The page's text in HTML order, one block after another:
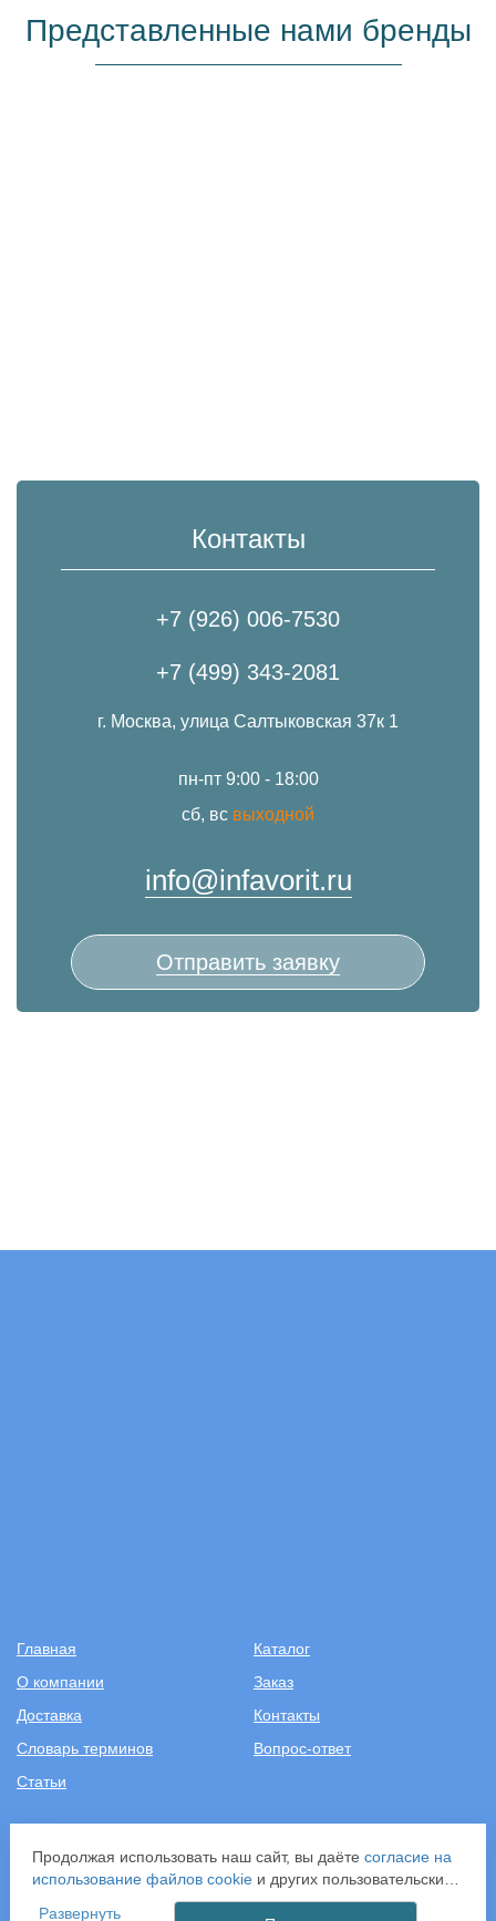
Представленные нами бренды
Контакты
+7 (926) 006-7530
+7 (499) 343-2081
г. Москва, улица Салтыковская 37к 1
пн-пт 9:00 - 18:00
сб, вс выходной
info@infavorit.ru
Отправить заявку
Главная
Каталог
О компании
Заказ
Доставка
Контакты
Словарь терминов
Вопрос-ответ
Статьи
ООО «САНТЕХПОСТАВКА»
ИНН: 7731286301
Продолжая использовать наш сайт, вы даёте согласие на
использование файлов cookieи других пользовательских
данных (включая IP-адрес, сведения о местоположении,
Развернуть